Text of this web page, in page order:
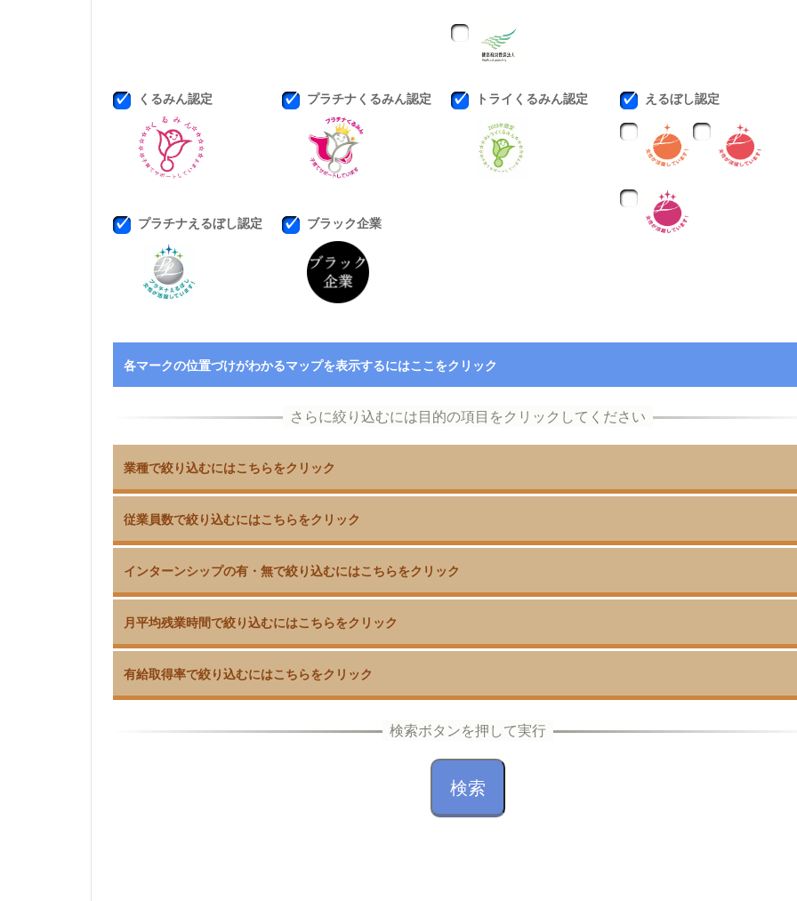
くるみん認定 プラチナくるみん認定 トライくるみん認定 えるぼし認定
プラチナえるぼし認定 ブラック企業
各マークの位置づけがわかるマップを表示するにはここをクリック
業種で絞り込むにはこちらをクリック
従業員数で絞り込むにはこちらをクリック
インターンシップの有・無で絞り込むにはこちらをクリック
月平均残業時間で絞り込むにはこちらをクリック
有給取得率で絞り込むにはこちらをクリック